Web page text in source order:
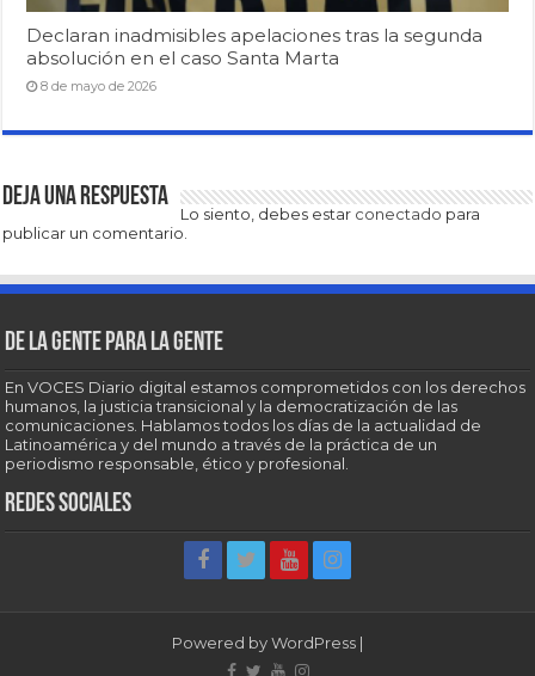
Declaran inadmisibles apelaciones tras la segunda
absolución en el caso Santa Marta
8 de mayo de 2026
Deja una respuesta
Lo siento, debes estar conectado para
publicar un comentario.
De la gente para la gente
En VOCES Diario digital estamos comprometidos con los derechos
humanos, la justicia transicional y la democratización de las
comunicaciones. Hablamos todos los días de la actualidad de
Latinoamérica y del mundo a través de la práctica de un
periodismo responsable, ético y profesional.
Redes sociales
Powered byWordPress |